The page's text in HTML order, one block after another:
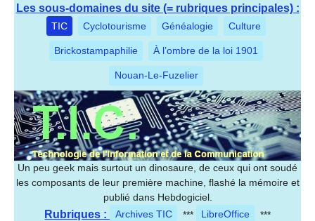
Les sous-domaines du site (= rubriques principales) :
TIC Cyclotourisme Généalogie Culture
Brickostampaphilie À l’ombre de la loi 1901
Nouan-Le-Fuzelier
Un peu geek mais surtout un dinosaure, de ceux qui ont soudé
les composants de leur première machine, flashé la mémoire et
publié dans Hebdogiciel.
Rubriques : Archives TIC *** LibreOffice ***